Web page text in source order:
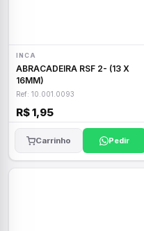
INCA
ABRACADEIRA RSF 2- (13 X
16MM)
Ref: 10.001.0093
R$ 1,95
Carrinho Pedir